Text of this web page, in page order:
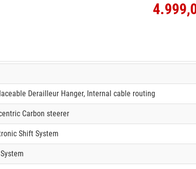
Derailleur Hanger, Internal cable routing
Carbon steerer
Shift System